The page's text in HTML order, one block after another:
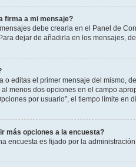
firma a mi mensaje?
debe crearla en el Panel de
dejar de añadirla en los mensajes,
o editas el primer mensaje del mismo,
menos dos opciones en el campo
por usuario", el tiempo límite en
más opciones a la encuesta?
encuesta es fijado por la